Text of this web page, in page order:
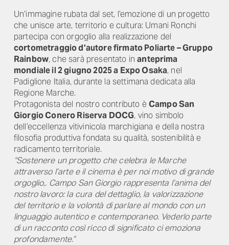
Un’immagine rubata dal set, l’emozione di un progetto
che unisce arte, territorio e cultura: Umani Ronchi
partecipa con orgoglio alla realizzazione del
cortometraggio d’autore firmato Poliarte – Gruppo
Rainbow, che sarà presentato inanteprima
mondiale il 2 giugno 2025 a Expo Osaka, nel
Padiglione Italia, durante la settimana dedicata alla
Regione Marche.
Protagonista del nostro contributo èCampo San
Giorgio Conero Riserva DOCG, vino simbolo
dell’eccellenza vitivinicola marchigiana e della nostra
filosofia produttiva fondata su qualità, sostenibilità e
radicamento territoriale.
“Sostenere un progetto che celebra le Marche
attraverso l’arte e il cinema è per noi motivo di grande
orgoglio,. Campo San Giorgio rappresenta l’anima del
nostro lavoro: la cura del dettaglio, la valorizzazione
del territorio e la volontà di parlare al mondo con un
linguaggio autentico e contemporaneo. Vederlo parte
di un racconto così ricco di significato ci emoziona
profondamente.”